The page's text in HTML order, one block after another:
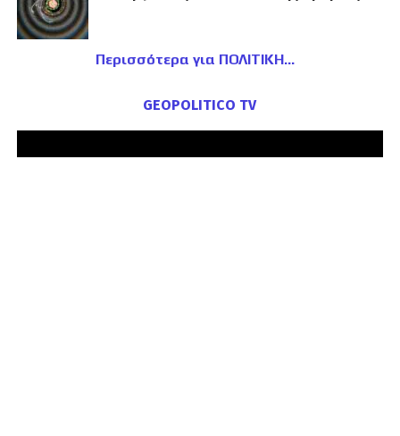
Περισσότερα για ΠΟΛΙΤΙΚΗ
GEOPOLITICO TV